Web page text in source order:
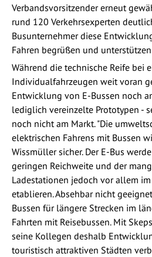
Verbandsvorsitzender erneut
rund 120 Verkehrsexperten
Busunternehmer diese
Fahren begrüßen und
Während die technische Reife bei
Individualfahrzeugen weit voran
Entwicklung von E-Bussen noch
lediglich vereinzelte Prototypen -
noch nicht am Markt. "Die
elektrischen Fahrens mit Bussen
Wissmüller sicher. Der E-Bus
geringen Reichweite und der
Ladestationen jedoch vor allem im
etablieren. Absehbar nicht
Bussen für längere Strecken im
Fahrten mit Reisebussen. Mit
seine Kollegen deshalb
touristisch attraktiven Städten